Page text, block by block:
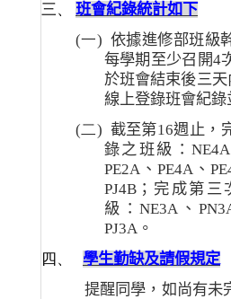
三、
班會紀錄統計如下
(一) 依據進修部班級
每學期至少召開4
於班會結束後三天
線上登錄班會紀錄
(二) 截至第16週止 ，
錄之班級 ：NE4A
PE2A、 PE4A、
PJ4B；完成第三
級 ：NE3A 、
PJ3A。
四、
學生勤缺及請假規定
提醒同學，如尚有未